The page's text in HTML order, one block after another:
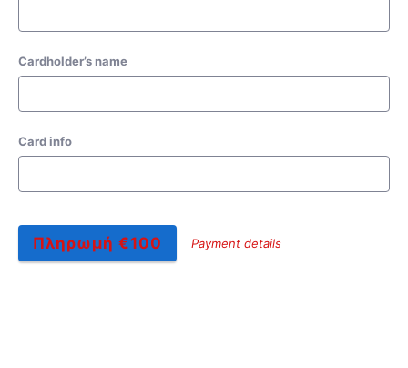
Cardholder’s name
Card info
Πληρωμή €100 Payment details